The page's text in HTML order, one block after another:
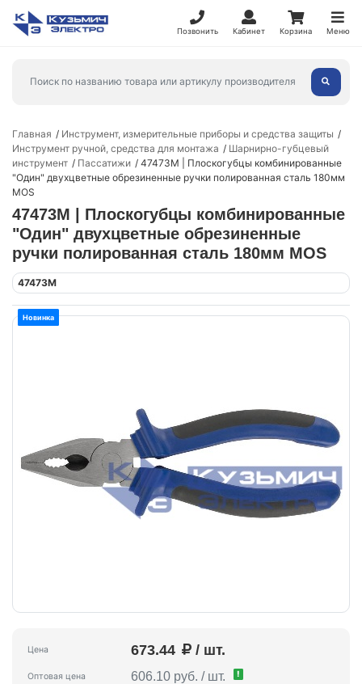
Позвонить Кабинет Корзина Меню
Главная
Инструмент, измерительные приборы и средства защиты
Инструмент ручной, средства для монтажа
Шарнирно-губцевый
инструмент
Пассатижи
47473М | Плоскогубцы комбинированные
"Один" двухцветные обрезиненные ручки полированная сталь 180мм
MOS
47473М | Плоскогубцы комбинированные
"Один" двухцветные обрезиненные
ручки полированная сталь 180мм MOS
47473М
Новинка
Цена 673.44 / шт.
Оптовая цена 606.10 руб. / шт. !